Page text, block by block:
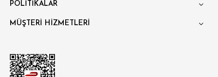
POLİTİKALAR
MÜŞTERİ HİZMETLERİ